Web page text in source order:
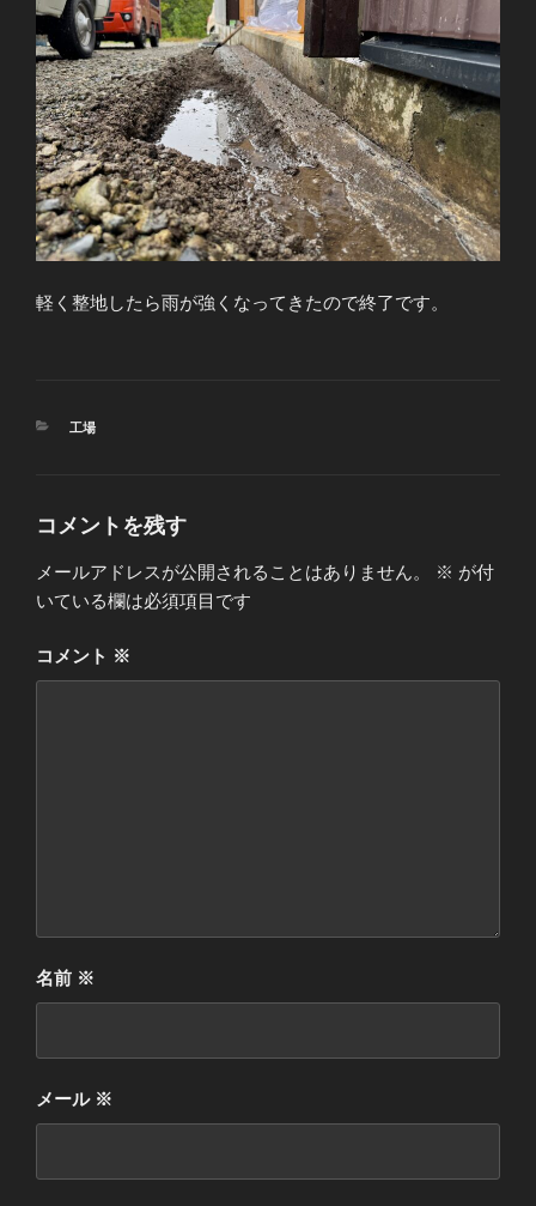
軽く整地したら雨が強くなってきたので終了です。
カ
工場
コメントを残す
メールアドレスが公開されることはありません。 ※ が付
いている欄は必須項目です
コメント ※
名前 ※
メール ※